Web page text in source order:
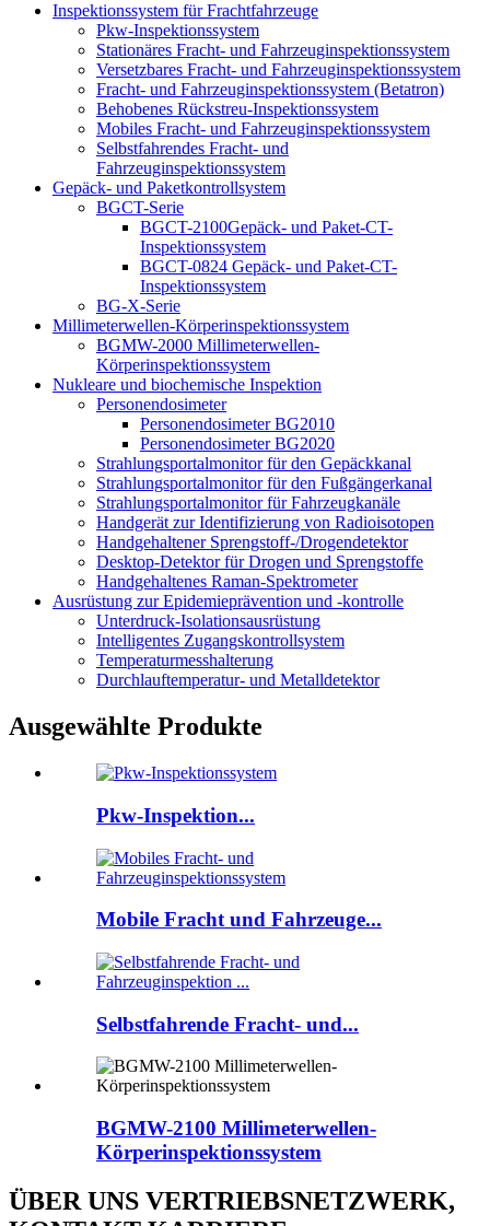
Inspektionssystem für Frachtfahrzeuge
Pkw-Inspektionssystem
Stationäres Fracht- und Fahrzeuginspektionssystem
Versetzbares Fracht- und Fahrzeuginspektionssystem
Fracht- und Fahrzeuginspektionssystem (Betatron)
Behobenes Rückstreu-Inspektionssystem
Mobiles Fracht- und Fahrzeuginspektionssystem
Selbstfahrendes Fracht- und
Fahrzeuginspektionssystem
Gepäck- und Paketkontrollsystem
BGCT-Serie
BGCT-2100Gepäck- und Paket-CT-
Inspektionssystem
BGCT-0824 Gepäck- und Paket-CT-
Inspektionssystem
BG-X-Serie
Millimeterwellen-Körperinspektionssystem
BGMW-2000 Millimeterwellen-
Körperinspektionssystem
Nukleare und biochemische Inspektion
Personendosimeter
Personendosimeter BG2010
Personendosimeter BG2020
Strahlungsportalmonitor für den Gepäckkanal
Strahlungsportalmonitor für den Fußgängerkanal
Strahlungsportalmonitor für Fahrzeugkanäle
Handgerät zur Identifizierung von Radioisotopen
Handgehaltener Sprengstoff-/Drogendetektor
Desktop-Detektor für Drogen und Sprengstoffe
Handgehaltenes Raman-Spektrometer
Ausrüstung zur Epidemieprävention und -kontrolle
Unterdruck-Isolationsausrüstung
Intelligentes Zugangskontrollsystem
Temperaturmesshalterung
Durchlauftemperatur- und Metalldetektor
Ausgewählte Produkte
Pkw-Inspektion...
Mobile Fracht und Fahrzeuge...
Selbstfahrende Fracht- und...
BGMW-2100 Millimeterwellen-
Körperinspektionssystem
ÜBER UNS VERTRIEBSNETZWERK,